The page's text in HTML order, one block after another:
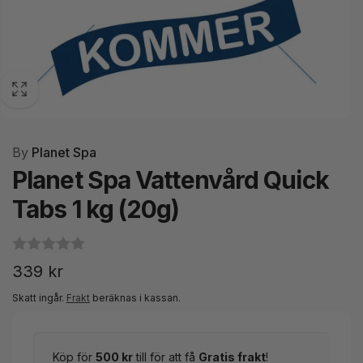
By Planet Spa
Planet Spa Vattenvård Quick
Tabs 1 kg (20g)
Ordinarie
pris
339 kr
Skatt ingår. Frakt beräknas i kassan.
Köp för 500 krtill för att få Gratis frakt!